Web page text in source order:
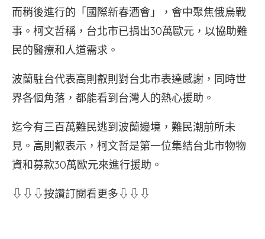
而稍後進行的「國際新春酒會」，會中聚焦俄烏戰
事。柯文哲稱，台北市已捐出30萬歐元，以協助難
民的醫療和人道需求。
波蘭駐台代表高則叡則對台北市表達感謝，同時世
界各個角落，都能看到台灣人的熱心援助。
迄今有三百萬難民逃到波蘭邊境，難民潮前所未
見。高則叡表示，柯文哲是第一位集結台北市物物
資和募款30萬歐元來進行援助。
⇩⇩⇩按讚訂閱看更多⇩⇩⇩